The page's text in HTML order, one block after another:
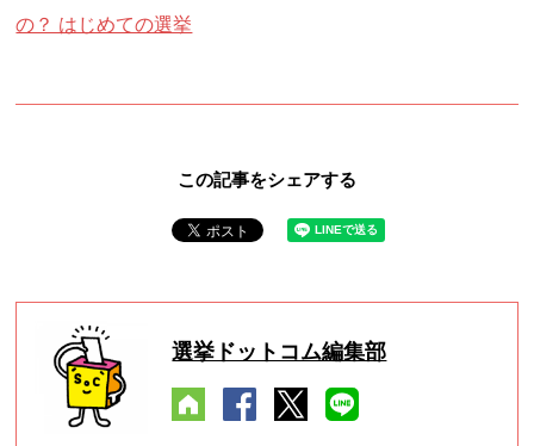
の？ はじめての選挙
この記事をシェアする
選挙ドットコム編集部